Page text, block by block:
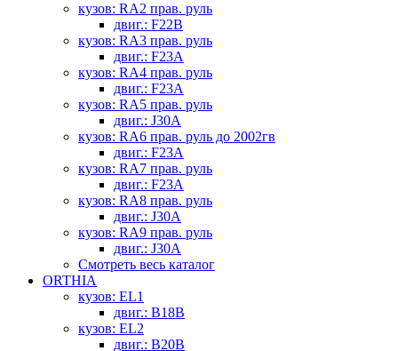
кузов: RA2 прав. руль
двиг.: F22B
кузов: RA3 прав. руль
двиг.: F23A
кузов: RA4 прав. руль
двиг.: F23A
кузов: RA5 прав. руль
двиг.: J30A
кузов: RA6 прав. руль до 2002гв
двиг.: F23A
кузов: RA7 прав. руль
двиг.: F23A
кузов: RA8 прав. руль
двиг.: J30A
кузов: RA9 прав. руль
двиг.: J30A
Смотреть весь каталог
ORTHIA
кузов: EL1
двиг.: B18B
кузов: EL2
двиг.: B20B